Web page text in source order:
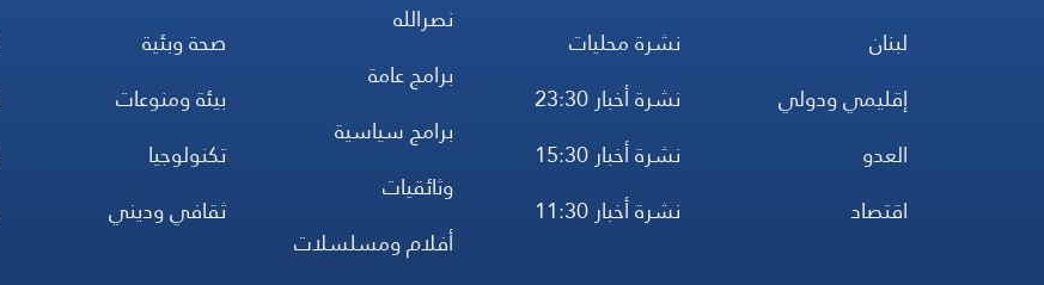
لبنان
إقليمي ودولي
العدو
اقتصاد
نشرة محليات
نشرة أخبار 23:30
نشرة أخبار 15:30
نشرة أخبار 11:30
نصرالله
برامج عامة
برامج سياسية
وثائقيات
أفلام ومسلسلات
صحة وبئية
بيئة ومنوعات
تكنولوجيا
ثقافي وديني